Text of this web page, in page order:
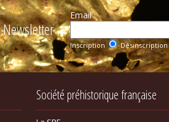
Newsletter
Email :
Inscription Désinscription
Société préhistorique française